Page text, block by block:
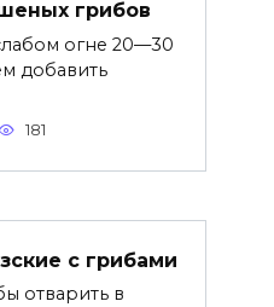
грибов
огне 20—30
добавить
181
с грибами
отварить в